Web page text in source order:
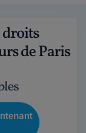
droits
de Paris